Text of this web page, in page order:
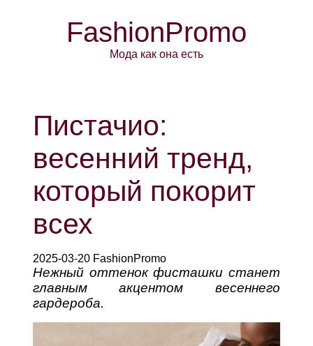
FashionPromo
Мода как она есть
Пистачио:
весенний тренд,
который покорит
всех
2025-03-20 FashionPromo
Нежный оттенок фисташки станет
главным акцентом весеннего
гардероба.